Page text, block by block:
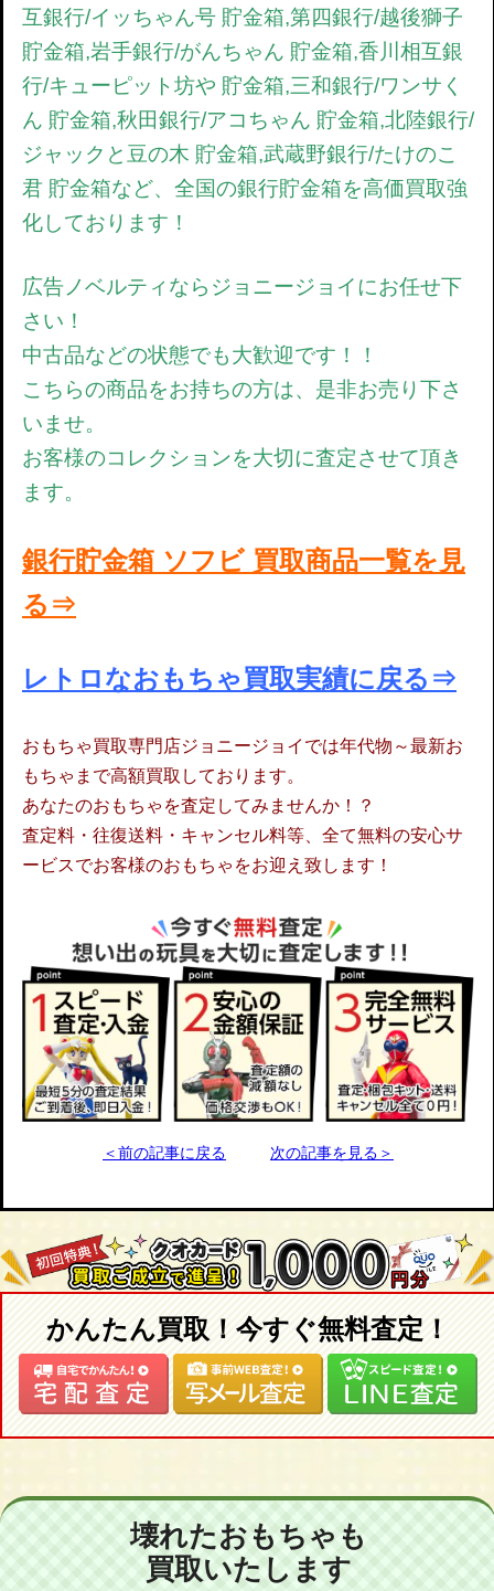
互銀行/イッちゃん号 貯金箱,第四銀行/越後獅子
貯金箱,岩手銀行/がんちゃん 貯金箱,香川相互銀
行/キューピット坊や 貯金箱,三和銀行/ワンサく
ん 貯金箱,秋田銀行/アコちゃん 貯金箱,北陸銀行/
ジャックと豆の木 貯金箱,武蔵野銀行/たけのこ
君 貯金箱など、全国の銀行貯金箱を高価買取強
化しております！
広告ノベルティならジョニージョイにお任せ下
さい！
中古品などの状態でも大歓迎です！！
こちらの商品をお持ちの方は、是非お売り下さ
いませ。
お客様のコレクションを大切に査定させて頂き
ます。
銀行貯金箱 ソフビ 買取商品一覧を見
る⇒
レトロなおもちゃ買取実績に戻る⇒
おもちゃ買取専門店ジョニージョイでは年代物～最新お
もちゃまで高額買取しております。
あなたのおもちゃを査定してみませんか！？
査定料・往復送料・キャンセル料等、全て無料の安心サ
ービスでお客様のおもちゃをお迎え致します！
＜前の記事に戻る 次の記事を見る＞
かんたん買取！今すぐ無料査定！
壊れたおもちゃも
買取いたします